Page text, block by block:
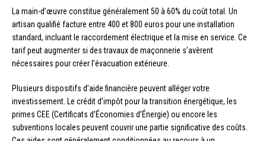
La main-d’œuvre constitue généralement 50 à 60% du coût total. Un
artisan qualifié facture entre 400 et 800 euros pour une installation
standard, incluant le raccordement électrique et la mise en service. Ce
tarif peut augmenter si des travaux de maçonnerie s’avèrent
nécessaires pour créer l’évacuation extérieure.
Plusieurs dispositifs d’aide financière peuvent alléger votre
investissement. Le crédit d’impôt pour la transition énergétique, les
primes CEE (Certificats d’Économies d’Énergie) ou encore les
subventions locales peuvent couvrir une partie significative des coûts.